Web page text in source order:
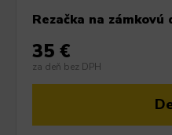
Rezačka na
35 €
za deň bez DPH